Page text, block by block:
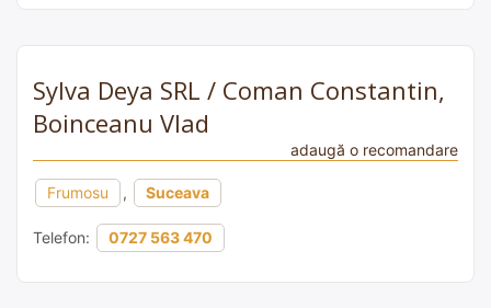
Sylva Deya SRL / Coman Constantin,
Boinceanu Vlad
adaugă o recomandare
Frumosu , Suceava
Telefon: 0727 563 470